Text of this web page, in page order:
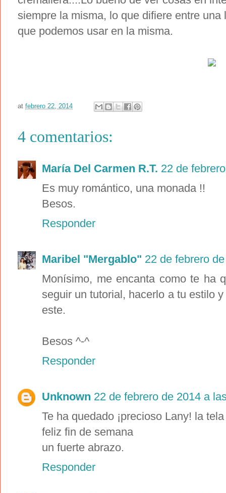
siempre la misma, lo que difiere entre
que podemos usar en la misma.
at febrero 22, 2014
4 comentarios:
María Del Carmen R.T. 22 de
Es muy romántico, una monada !!
Besos.
Responder
Maribel "Mergablo" 22 de febrero
Monísimo, me encanta como te ha
seguir un tutorial, hacerlo a tu estilo
este.
Besos ^-^
Responder
Unknown 22 de febrero de 2014 a
Te ha quedado ¡precioso Lany! la
feliz fin de semana
un fuerte abrazo.
Responder